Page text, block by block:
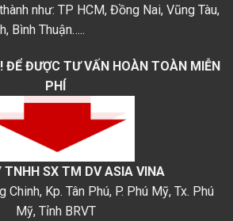
như: TP HCM, Đồng Nai, Vũng Tàu,
Bình Thuận…..
ĐỂ ĐƯỢC TƯ VẤN HOÀN TOÀN MIỄN
PHÍ
TNHH SX TM DV ASIA VINA
Chinh, Kp. Tân Phú, P. Phú Mỹ, Tx. Phú
Mỹ, Tỉnh BRVT